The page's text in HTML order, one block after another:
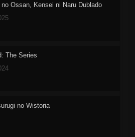
Ossan, Kensei ni Naru Dublado
The Series
no Wistoria